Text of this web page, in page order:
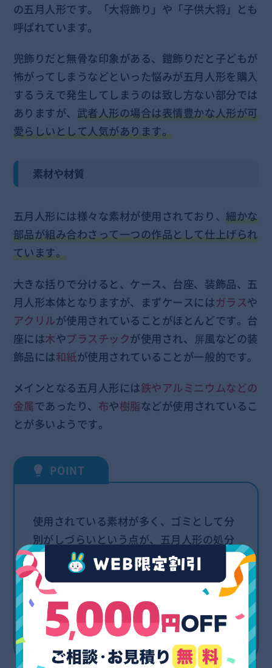
の五月人形です。「大将飾り」や「子供大将」とも
呼ばれています。
兜飾りだと無骨な印象がある、鎧飾りだと子どもが
怖がってしまうなどといった悩みが五月人形を購入
するうえで発生してしまうのは致し方ない部分では
ありますが、 武者人形の場合は表情豊かな人形が可
愛らしいとして人気があります。
素材や材質
五月人形には様々な素材が使用されており、細かな
部品が組み合わさって一つの作品として仕上げられ
ています。
大きな括りで分けると、ケース、台座、装飾品、五
月人形本体となりますが、まずケースにはガラスや
アクリルが使用されていることがほとんどです。台
座には木やプラスチックが使用され、屏風などの装
飾品には和紙が使用されていることが一般的です。
メインとなる五月人形には鉄やアルミニウムなどの
金属であったり、 布や樹脂などが使用されているこ
とが多いようです。
使用されている素材が多く、ゴミとして分
別がしづらいという点が、五月人形の処分
方法に悩んでしまう理由の一つでもあるの
ではないでしょうか。本記事ではゴミとし
ての捨て方から、ゴミとして廃棄せずに手
放す方法まで幅広くご紹介いたしますの
で、ぜひ参考にしてください。